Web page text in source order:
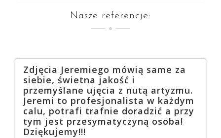
Nasze referencje:
Zdjęcia Jeremiego mówią same za
siebie, świetna jakość i
przemyślane ujęcia z nutą artyzmu.
Jeremi to profesjonalista w każdym
calu, potrafi trafnie doradzić a przy
tym jest przesymatyczyną osoba!
Dziękujemy!!!